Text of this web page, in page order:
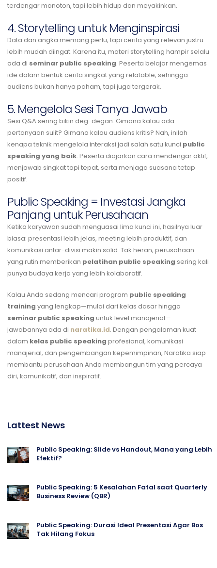
terdengar monoton, tapi lebih hidup dan meyakinkan.
4. Storytelling untuk Menginspirasi
Data dan angka memang perlu, tapi cerita yang relevan justru
lebih mudah diingat. Karena itu, materi storytelling hampir selalu
ada di seminar public speaking. Peserta belajar mengemas
ide dalam bentuk cerita singkat yang relatable, sehingga
audiens bukan hanya paham, tapi juga tergerak.
5. Mengelola Sesi Tanya Jawab
Sesi Q&A sering bikin deg-degan. Gimana kalau ada
pertanyaan sulit? Gimana kalau audiens kritis? Nah, inilah
kenapa teknik mengelola interaksi jadi salah satu kunci public
speaking yang baik. Peserta diajarkan cara mendengar aktif,
menjawab singkat tapi tepat, serta menjaga suasana tetap
positif.
Public Speaking = Investasi Jangka
Panjang untuk Perusahaan
Ketika karyawan sudah menguasai lima kunci ini, hasilnya luar
biasa: presentasi lebih jelas, meeting lebih produktif, dan
komunikasi antar-divisi makin solid. Tak heran, perusahaan
yang rutin memberikan pelatihan public speaking sering kali
punya budaya kerja yang lebih kolaboratif.
Kalau Anda sedang mencari program public speaking
training yang lengkap—mulai dari kelas dasar hingga
seminar public speaking untuk level manajerial—
jawabannya ada di naratika.id. Dengan pengalaman kuat
dalam kelas public speaking profesional, komunikasi
manajerial, dan pengembangan kepemimpinan, Naratika siap
membantu perusahaan Anda membangun tim yang percaya
diri, komunikatif, dan inspiratif.
Lattest News
Public Speaking: Slide vs Handout, Mana yang Lebih
Efektif?
Public Speaking: 5 Kesalahan Fatal saat Quarterly
Business Review (QBR)
Public Speaking: Durasi Ideal Presentasi Agar Bos
Tak Hilang Fokus